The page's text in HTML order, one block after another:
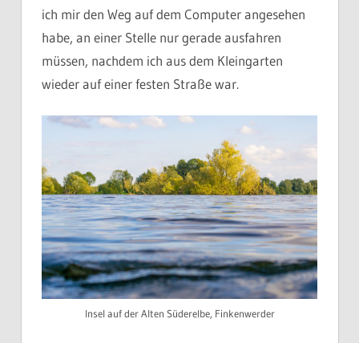
ich mir den Weg auf dem Computer angesehen
habe, an einer Stelle nur gerade ausfahren
müssen, nachdem ich aus dem Kleingarten
wieder auf einer festen Straße war.
Insel auf der Alten Süderelbe, Finkenwerder